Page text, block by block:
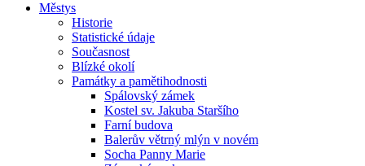
Městys
Historie
Statistické údaje
Současnost
Blízké okolí
Památky a pamětihodnosti
Spálovský zámek
Kostel sv. Jakuba Staršího
Farní budova
Balerův větrný mlýn v novém
Socha Panny Marie